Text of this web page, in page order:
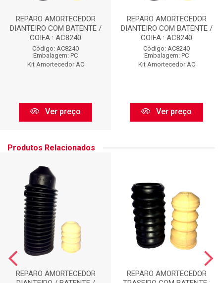
REPARO AMORTECEDOR
DIANTEIRO COM BATENTE /
COIFA : AC8240
Código: AC8240
Embalagem: PC
Kit Amortecedor AC
Ver preço
REPARO AMORTECEDOR
DIANTEIRO COM BATENTE /
COIFA : AC8240
Código: AC8240
Embalagem: PC
Kit Amortecedor AC
Ver preço
Produtos Relacionados
REPARO AMORTECEDOR
REPARO AMORTECEDOR